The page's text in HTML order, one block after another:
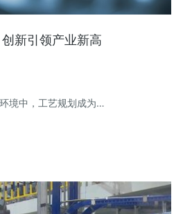
创新引领产业新高
境中，工艺规划成为…